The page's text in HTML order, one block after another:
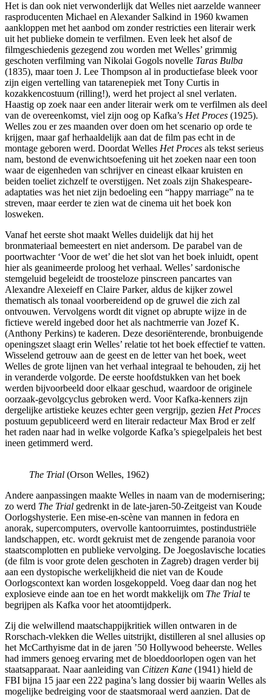
Het is dan ook niet verwonderlijk dat Welles niet aarzelde wanneer
rasproducenten Michael en Alexander Salkind in 1960 kwamen
aankloppen met het aanbod om zonder restricties een literair werk
uit het publieke domein te verfilmen. Even leek het alsof de
filmgeschiedenis gezegend zou worden met Welles’ grimmig
geschoten verfilming van Nikolai Gogols novelle Taras Bulba
(1835), maar toen J. Lee Thompson al in productiefase bleek voor
zijn eigen vertelling van tatarenepiek met Tony Curtis in
kozakkencostuum (rilling!), werd het project al snel verlaten.
Haastig op zoek naar een ander literair werk om te verfilmen als deel
van de overeenkomst, viel zijn oog op Kafka’s Het Proces (1925).
Welles zou er zes maanden over doen om het scenario op orde te
krijgen, maar gaf herhaaldelijk aan dat de film pas echt in de
montage geboren werd. Doordat Welles Het Proces als tekst serieus
nam, bestond de evenwichtsoefening uit het zoeken naar een toon
waar de eigenheden van schrijver en cineast elkaar kruisten en
beiden toeliet zichzelf te overstijgen. Net zoals zijn Shakespeare-
adaptaties was het niet zijn bedoeling een “happy marriage” na te
streven, maar eerder te zien wat de cinema uit het boek kon
losweken.
Vanaf het eerste shot maakt Welles duidelijk dat hij het
bronmateriaal bemeestert en niet andersom. De parabel van de
poortwachter ‘Voor de wet’ die het slot van het boek inluidt, opent
hier als geanimeerde proloog het verhaal. Welles’ sardonische
stemgeluid begeleidt de troosteloze pinscreen pancartes van
Alexandre Alexeieff en Claire Parker, aldus de kijker zowel
thematisch als tonaal voorbereidend op de gruwel die zich zal
ontvouwen. Vervolgens wordt dit vignet op abrupte wijze in de
fictieve wereld ingebed door het als nachtmerrie van Jozef K.
(Anthony Perkins) te kaderen. Deze desoriënterende, bronbuigende
openingszet slaagt erin Welles’ relatie tot het boek effectief te vatten.
Wisselend getrouw aan de geest en de letter van het boek, weet
Welles de grote lijnen van het verhaal integraal te behouden, zij het
in veranderde volgorde. De eerste hoofdstukken van het boek
werden bijvoorbeeld door elkaar geschud, waardoor de originele
oorzaak-gevolgcyclus gebroken werd. Voor Kafka-kenners zijn
dergelijke artistieke keuzes echter geen vergrijp, gezien Het Proces
postuum gepubliceerd werd en literair redacteur Max Brod er zelf
het raden naar had in welke volgorde Kafka’s spiegelpaleis het best
ineen getimmerd werd.
The Trial (Orson Welles, 1962)
Andere aanpassingen maakte Welles in naam van de modernisering;
zo werd The Trial gedrenkt in de late-jaren-50-Zeitgeist van Koude
Oorlogshysterie. Een mise-en-scène van mannen in fedora en
anorak, supercomputers, overvolle kantoorruimtes, postindustriële
landschappen, etc. wordt gekruist met de zengende paranoia voor
staatscomplotten en publieke vervolging. De Joegoslavische locaties
(de film is voor grote delen geschoten in Zagreb) dragen verder bij
aan een dystopische werkelijkheid die niet van de Koude
Oorlogscontext kan worden losgekoppeld. Voeg daar dan nog het
explosieve einde aan toe en het wordt makkelijk om The Trial te
begrijpen als Kafka voor het atoomtijdperk.
Zij die welwillend maatschappijkritiek willen ontwaren in de
Rorschach-vlekken die Welles uitstrijkt, distilleren al snel allusies op
het McCarthyisme dat in de jaren ’50 Hollywood beheerste. Welles
had immers genoeg ervaring met de bloeddoorlopen ogen van het
staatsapparaat. Naar aanleiding van Citizen Kane (1941) hield de
FBI bijna 15 jaar een 222 pagina’s lang dossier bij waarin Welles als
mogelijke bedreiging voor de staatsmoraal werd aanzien. Dat de